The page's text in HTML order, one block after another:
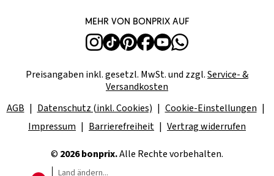
Mehr von bonprix auf
Preisangaben inkl. gesetzl. MwSt. und zzgl.Service- &
Versandkosten
AGB
Datenschutz (inkl. Cookies)
Cookie-Einstellungen
Impressum
Barrierefreiheit Vertrag widerrufen
© 2026 bonprix.Alle Rechte vorbehalten.
Land ändern...